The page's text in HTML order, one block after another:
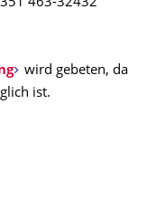
463-32432
wird gebeten, da
ist.